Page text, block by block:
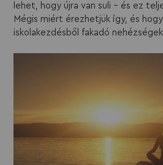
lehet, hogy újra van suli – és ez
Mégis miért érezhetjük így, és
iskolakezdésből fakadó